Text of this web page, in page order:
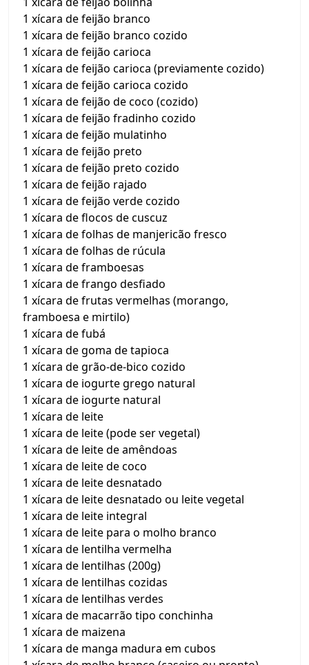
1 xícara de feijão branco
1 xícara de feijão branco cozido
1 xícara de feijão carioca
1 xícara de feijão carioca (previamente cozido)
1 xícara de feijão carioca cozido
1 xícara de feijão de coco (cozido)
1 xícara de feijão fradinho cozido
1 xícara de feijão mulatinho
1 xícara de feijão preto
1 xícara de feijão preto cozido
1 xícara de feijão rajado
1 xícara de feijão verde cozido
1 xícara de flocos de cuscuz
1 xícara de folhas de manjericão fresco
1 xícara de folhas de rúcula
1 xícara de framboesas
1 xícara de frango desfiado
1 xícara de frutas vermelhas (morango,
framboesa e mirtilo)
1 xícara de fubá
1 xícara de goma de tapioca
1 xícara de grão-de-bico cozido
1 xícara de iogurte grego natural
1 xícara de iogurte natural
1 xícara de leite
1 xícara de leite (pode ser vegetal)
1 xícara de leite de amêndoas
1 xícara de leite de coco
1 xícara de leite desnatado
1 xícara de leite desnatado ou leite vegetal
1 xícara de leite integral
1 xícara de leite para o molho branco
1 xícara de lentilha vermelha
1 xícara de lentilhas (200g)
1 xícara de lentilhas cozidas
1 xícara de lentilhas verdes
1 xícara de macarrão tipo conchinha
1 xícara de maizena
1 xícara de manga madura em cubos